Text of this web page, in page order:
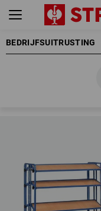
BEDRIJFSUITRUSTING